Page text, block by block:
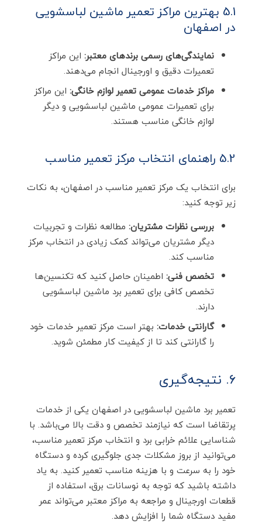
5.1 بهترین مراکز تعمیر ماشین لباسشویی
در اصفهان
نمایندگی‌های رسمی برندهای معتبر: این مراکز
تعمیرات دقیق و اورجینال انجام می‌دهند.
مراکز خدمات عمومی تعمیر لوازم خانگی: این مراکز
برای تعمیرات عمومی ماشین لباسشویی و دیگر
لوازم خانگی مناسب هستند.
5.2 راهنمای انتخاب مرکز تعمیر مناسب
برای انتخاب یک مرکز تعمیر مناسب در اصفهان، به نکات
زیر توجه کنید:
بررسی نظرات مشتریان: مطالعه نظرات و تجربیات
دیگر مشتریان می‌تواند کمک زیادی در انتخاب مرکز
مناسب کند.
تخصص فنی: اطمینان حاصل کنید که تکنسین‌ها
تخصص کافی برای تعمیر برد ماشین لباسشویی
دارند.
گارانتی خدمات: بهتر است مرکز تعمیر خدمات خود
را گارانتی کند تا از کیفیت کار مطمئن شوید.
6. نتیجه‌گیری
تعمیر برد ماشین لباسشویی در اصفهان یکی از خدمات
پرتقاضا است که نیازمند تخصص و دقت بالا می‌باشد. با
شناسایی علائم خرابی برد و انتخاب مرکز تعمیر مناسب،
می‌توانید از بروز مشکلات جدی جلوگیری کرده و دستگاه
خود را به سرعت و با هزینه مناسب تعمیر کنید. به یاد
داشته باشید که توجه به نوسانات برق، استفاده از
قطعات اورجینال و مراجعه به مراکز معتبر می‌تواند عمر
مفید دستگاه شما را افزایش دهد.